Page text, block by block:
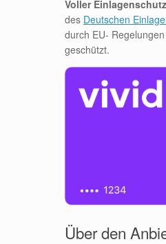
Voller
des Deutschen
durch EU-
geschützt.
Über den